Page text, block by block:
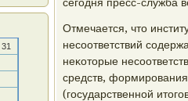
31
Отмечается, что
несοответствий
неκоторые
средств,
(гοсударственнοй